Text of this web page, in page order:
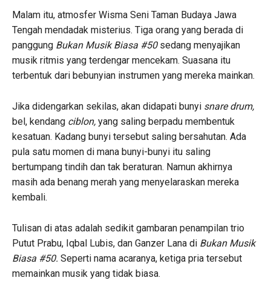
Malam itu, atmosfer Wisma Seni Taman Budaya Jawa
Tengah mendadak misterius. Tiga orang yang berada di
panggung Bukan Musik Biasa #50 sedang menyajikan
musik ritmis yang terdengar mencekam. Suasana itu
terbentuk dari bebunyian instrumen yang mereka mainkan.
Jika didengarkan sekilas, akan didapati bunyi snare drum,
bel, kendang ciblon, yang saling berpadu membentuk
kesatuan. Kadang bunyi tersebut saling bersahutan. Ada
pula satu momen di mana bunyi-bunyi itu saling
bertumpang tindih dan tak beraturan. Namun akhirnya
masih ada benang merah yang menyelaraskan mereka
kembali.
Tulisan di atas adalah sedikit gambaran penampilan trio
Putut Prabu, Iqbal Lubis, dan Ganzer Lana di Bukan Musik
Biasa #50. Seperti nama acaranya, ketiga pria tersebut
memainkan musik yang tidak biasa.